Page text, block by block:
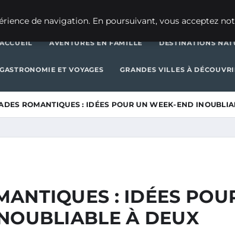
ACCUEIL AVENTURES EN FAMILLE DESTINATIONS
GASTRONOMIE ET VOYAGES GRANDES VILLES À
ROMANTIQUES : IDÉES POUR UN WEEK-END
: IDÉES
À DEUX
de navigation. En poursuivant, vous acceptez